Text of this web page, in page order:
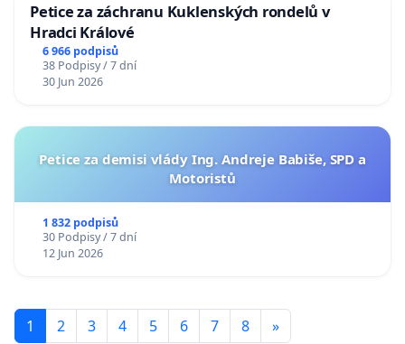
Petice za záchranu Kuklenských rondelů v
Hradci Králové
6 966 podpisů
38 Podpisy / 7 dní
30 Jun 2026
Petice za demisi vlády Ing. Andreje Babiše, SPD a
Motoristů
1 832 podpisů
30 Podpisy / 7 dní
12 Jun 2026
1 2 3 4 5 6 7 8 »